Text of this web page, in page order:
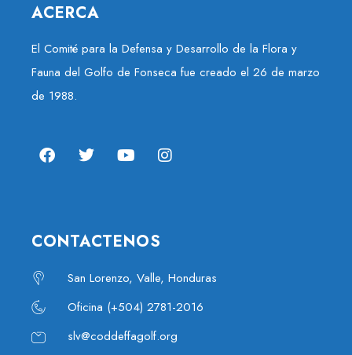
ACERCA
El Comité para la Defensa y Desarrollo de la Flora y
Fauna del Golfo de Fonseca fue creado el 26 de marzo
de 1988.
CONTACTENOS
San Lorenzo, Valle, Honduras
Oficina (+504) 2781-2016
slv@coddeffagolf.org